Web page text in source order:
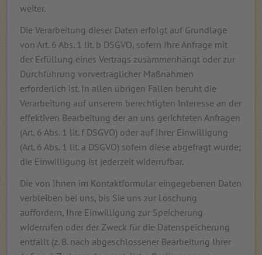
weiter.
Die Verarbeitung dieser Daten erfolgt auf Grundlage
von Art. 6 Abs. 1 lit. b DSGVO, sofern Ihre Anfrage mit
der Erfüllung eines Vertrags zusammenhängt oder zur
Durchführung vorvertraglicher Maßnahmen
erforderlich ist. In allen übrigen Fällen beruht die
Verarbeitung auf unserem berechtigten Interesse an der
effektiven Bearbeitung der an uns gerichteten Anfragen
(Art. 6 Abs. 1 lit. f DSGVO) oder auf Ihrer Einwilligung
(Art. 6 Abs. 1 lit. a DSGVO) sofern diese abgefragt wurde;
die Einwilligung ist jederzeit widerrufbar.
Die von Ihnen im Kontaktformular eingegebenen Daten
verbleiben bei uns, bis Sie uns zur Löschung
auffordern, Ihre Einwilligung zur Speicherung
widerrufen oder der Zweck für die Datenspeicherung
entfällt (z. B. nach abgeschlossener Bearbeitung Ihrer